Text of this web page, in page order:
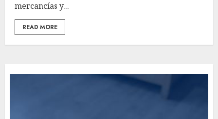
mercancías y...
READ MORE